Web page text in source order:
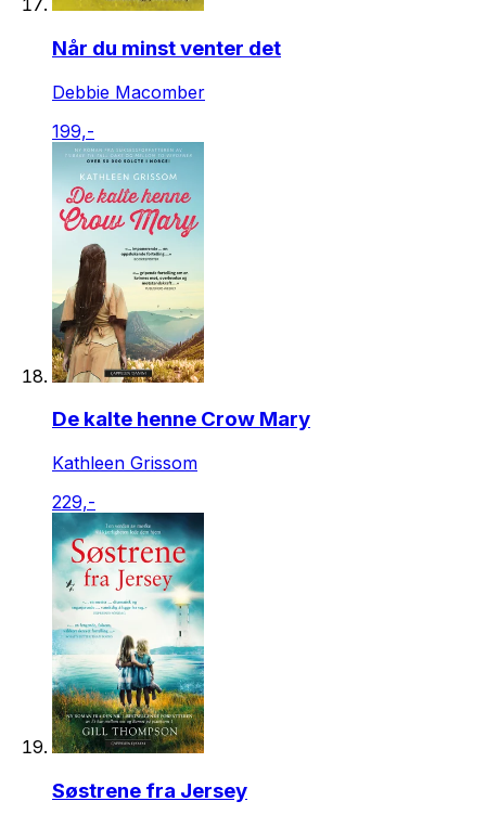
Når du minst venter det
Debbie Macomber
199,-
De kalte henne Crow Mary
Kathleen Grissom
229,-
Søstrene fra Jersey